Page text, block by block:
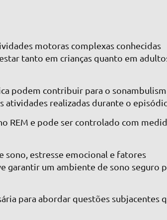
motoras complexas conhecidas
tanto em crianças quanto em
podem contribuir para o
atividades realizadas durante o
REM e pode ser controlado com
sono, estresse emocional e fatores
garantir um ambiente de sono seguro
para abordar questões subjacentes